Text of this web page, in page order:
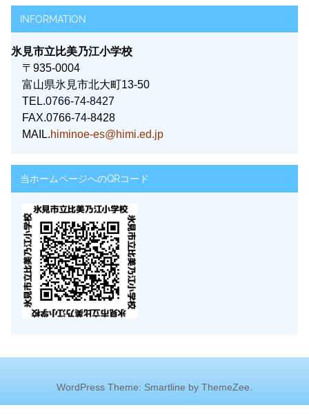
INFORMATION
氷見市立比美乃江小学校
〒935-0004
富山県氷見市北大町13-50
TEL.0766-74-8427
FAX.0766-74-8428
MAIL.himinoe-es@himi.ed.jp
当ホームページへのQRコード
WordPress Theme: Smartline by ThemeZee.